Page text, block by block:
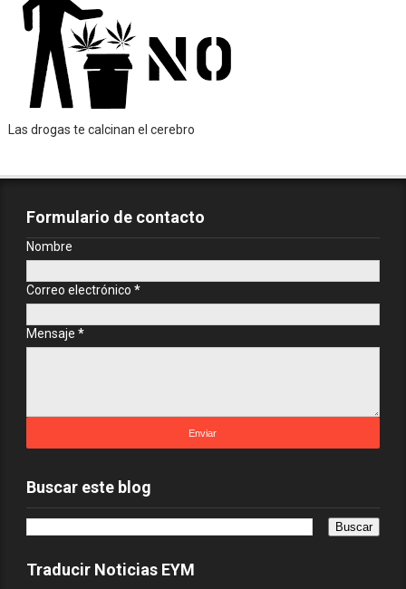
Las drogas te calcinan el cerebro
Formulario de contacto
Nombre
Correo electrónico *
Mensaje *
Buscar este blog
Traducir Noticias EYM